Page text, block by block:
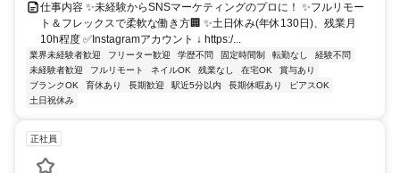
仕事内容 ✨未経験からSNSマーケティングのプロに！ ✨フルリモー
ト＆フレックスで柔軟な働き方🏢 ✨土日休み(年休130日)、残業月
10h程度 ✅Instagramアカウント ↓ https:/...
業界未経験者歓迎 フリーター歓迎 学歴不問 固定時間制 転勤なし
経験不問
未経験者歓迎
フルリモート ネイルOK 残業なし 在宅OK
賞与あり
ブランクOK
育休あり 長期歓迎 駅近5分以内 長期休暇あり
ピアスOK
土日祝休み
正社員